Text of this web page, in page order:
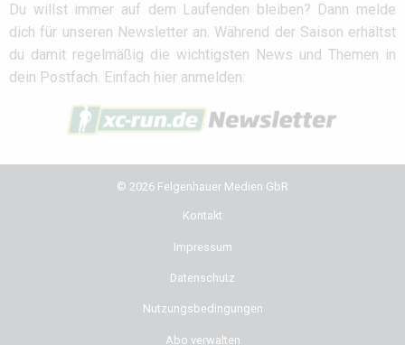
Du willst immer auf dem Laufenden bleiben? Dann melde
dich für unseren Newsletter an. Während der Saison erhältst
du damit regelmäßig die wichtigsten News und Themen in
dein Postfach. Einfach hier anmelden:
© 2026 Felgenhauer Medien GbR
Kontakt
Impressum
Datenschutz
Nutzungsbedingungen
Abo verwalten